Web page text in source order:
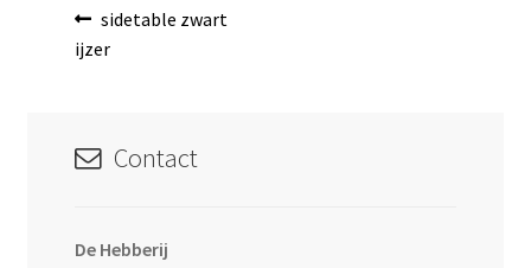
Bericht
navigatie
Vorig
bericht:
sidetable zwart
ijzer
Contact
De Hebberij